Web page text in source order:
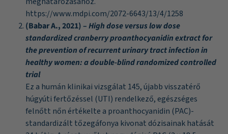
https://www.mdpi.com/2072-6643/13/4/1258
(Babar A., 2021) –High dose versus low dose
standardized cranberry proanthocyanidin extract for
the prevention of recurrent urinary tract infection in
healthy women: a double-blind randomized controlled
trial
Ez a humán klinikai vizsgálat 145, újabb visszatérő
húgyúti fertőzéssel (UTI) rendelkező, egészséges
felnőtt nőn értékelte a proanthocyanidin (PAC)-
standardizált tőzegáfonya kivonat dózisainak hatását